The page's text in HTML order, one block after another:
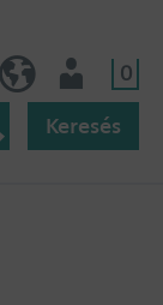
0
Keresés